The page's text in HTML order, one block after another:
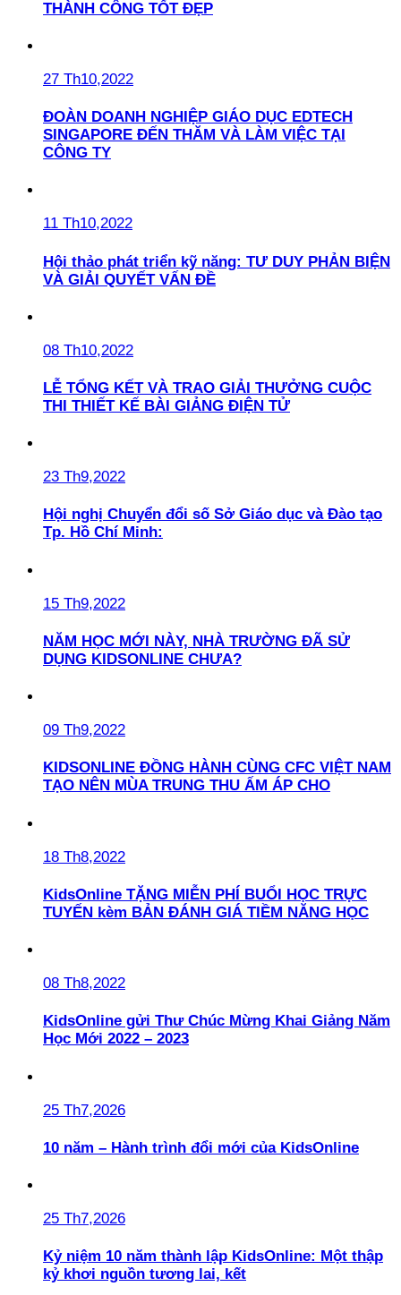
THÀNH CÔNG TỐT ĐẸP
27 Th10,2022
ĐOÀN DOANH NGHIỆP GIÁO DỤC EDTECH
SINGAPORE ĐẾN THĂM VÀ LÀM VIỆC TẠI
CÔNG TY
11 Th10,2022
Hội thảo phát triển kỹ năng: TƯ DUY PHẢN BIỆN
VÀ GIẢI QUYẾT VẤN ĐỀ
08 Th10,2022
LỄ TỔNG KẾT VÀ TRAO GIẢI THƯỞNG CUỘC
THI THIẾT KẾ BÀI GIẢNG ĐIỆN TỬ
23 Th9,2022
Hội nghị Chuyển đổi số Sở Giáo dục và Đào tạo
Tp. Hồ Chí Minh:
15 Th9,2022
NĂM HỌC MỚI NÀY, NHÀ TRƯỜNG ĐÃ SỬ
DỤNG KIDSONLINE CHƯA?
09 Th9,2022
KIDSONLINE ĐỒNG HÀNH CÙNG CFC VIỆT NAM
TẠO NÊN MÙA TRUNG THU ẤM ÁP CHO
18 Th8,2022
KidsOnline TẶNG MIỄN PHÍ BUỔI HỌC TRỰC
TUYẾN kèm BẢN ĐÁNH GIÁ TIỀM NĂNG HỌC
08 Th8,2022
KidsOnline gửi Thư Chúc Mừng Khai Giảng Năm
Học Mới 2022 – 2023
25 Th7,2026
10 năm – Hành trình đổi mới của KidsOnline
25 Th7,2026
Kỷ niệm 10 năm thành lập KidsOnline: Một thập
kỷ khơi nguồn tương lai, kết